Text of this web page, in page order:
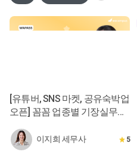
[유튜버, SNS 마켓, 공유숙박업
오픈] 꼼꼼 업종별 기장실무
이지희 세무사 5